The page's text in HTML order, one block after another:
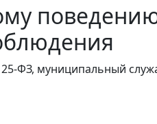
25-ФЗ, муниципальный